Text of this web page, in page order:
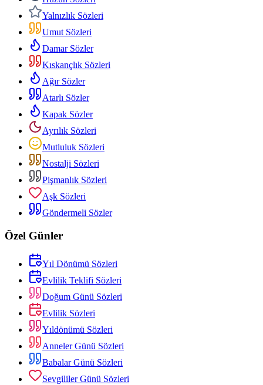
Yalnızlık Sözleri
Umut Sözleri
Damar Sözler
Kıskançlık Sözleri
Ağır Sözler
Atarlı Sözler
Kapak Sözler
Ayrılık Sözleri
Mutluluk Sözleri
Nostalji Sözleri
Pişmanlık Sözleri
Aşk Sözleri
Göndermeli Sözler
Özel Günler
Yıl Dönümü Sözleri
Evlilik Teklifi Sözleri
Doğum Günü Sözleri
Evlilik Sözleri
Yıldönümü Sözleri
Anneler Günü Sözleri
Babalar Günü Sözleri
Sevgililer Günü Sözleri